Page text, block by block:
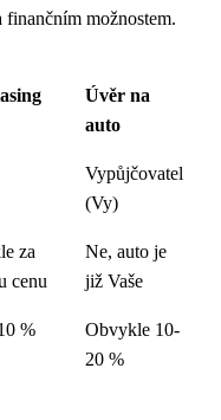
finančním možnostem.
Úvěr na
auto
Vypůjčovatel
(Vy)
za
cenu
Ne, auto je
již Vaše
%
Obvykle 10-
20 %